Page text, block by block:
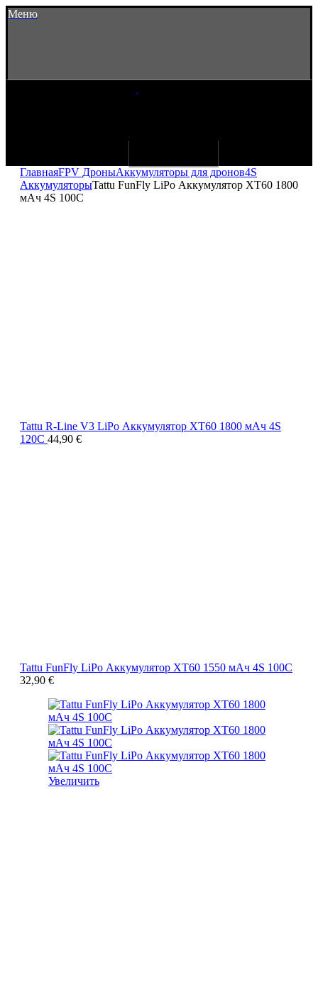
Меню
ГлавнаяFPV ДроныАккумуляторы для дронов4S
АккумуляторыTattu FunFly LiPo Аккумулятор XT60 1800
мАч 4S 100C
Tattu R-Line V3 LiPo Аккумулятор XT60 1800 мАч 4S
120C 44,90 €
Tattu FunFly LiPo Аккумулятор XT60 1550 мАч 4S 100C
32,90 €
Увеличить